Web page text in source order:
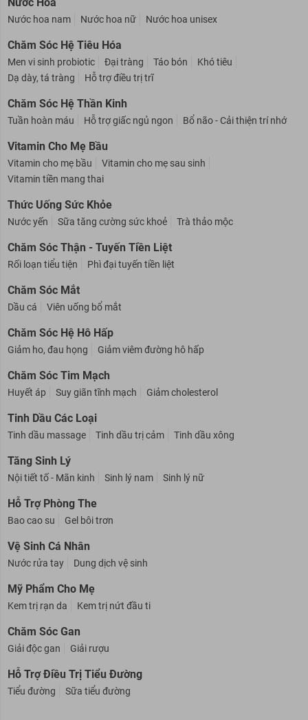
Nước hoa nam Nước hoa nữ Nước hoa unisex
Chăm Sóc Hệ Tiêu Hóa
Men vi sinh probiotic Đại tràng Táo bón
Khó tiêu
Dạ dày, tá tràng
Hỗ trợ điều trị trĩ
Chăm Sóc Hệ Thần Kinh
Tuần hoàn máu Hỗ trợ giấc ngủ ngon Bổ não - Cải thiện trí nhớ
Vitamin Cho Mẹ Bầu
Vitamin cho mẹ bầu
Vitamin cho mẹ sau sinh
Vitamin tiền mang thai
Thức Uống Sức Khỏe
Nước yến Sữa tăng cường sức khoẻ Trà thảo mộc
Chăm Sóc Thận - Tuyến Tiền Liệt
Rối loạn tiểu tiện Phì đại tuyến tiền liệt
Chăm Sóc Mắt
Dầu cá Viên uống bổ mắt
Chăm Sóc Hệ Hô Hấp
Giảm ho, đau họng Giảm viêm đường hô hấp
Chăm Sóc Tim Mạch
Huyết áp Suy giãn tĩnh mạch Giảm cholesterol
Tinh Dầu Các Loại
Tinh dầu massage Tinh dầu trị cảm Tinh dầu xông
Tăng Sinh Lý
Nội tiết tố - Mãn kinh Sinh lý nam Sinh lý nữ
Hỗ Trợ Phòng The
Bao cao su Gel bôi trơn
Vệ Sinh Cá Nhân
Nước rửa tay Dung dịch vệ sinh
Mỹ Phẩm Cho Mẹ
Kem trị rạn da Kem trị nứt đầu ti
Chăm Sóc Gan
Giải độc gan Giải rượu
Hỗ Trợ Điều Trị Tiểu Đường
Tiểu đường Sữa tiểu đường